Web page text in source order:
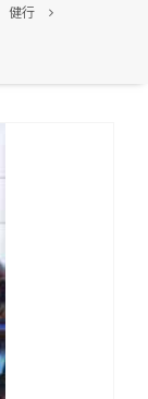
健行